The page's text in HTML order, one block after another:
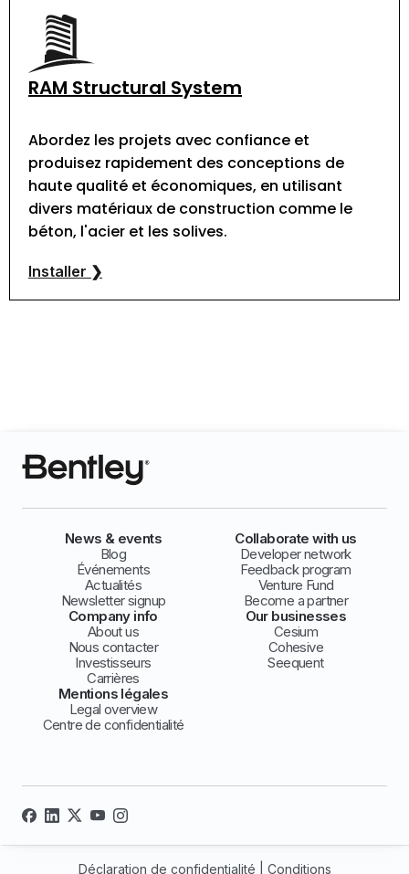
RAM Structural System
Abordez les projets avec confiance et
produisez rapidement des conceptions de
haute qualité et économiques, en utilisant
divers matériaux de construction comme le
béton, l'acier et les solives.
Installer ❯
News & events
Blog
Événements
Actualités
Newsletter signup
Collaborate with us
Developer network
Feedback program
Venture Fund
Become a partner
Company info
About us
Nous contacter
Investisseurs
Carrières
Our businesses
Cesium
Cohesive
Seequent
Mentions légales
Legal overview
Centre de confidentialité
Déclaration de confidentialité Conditions